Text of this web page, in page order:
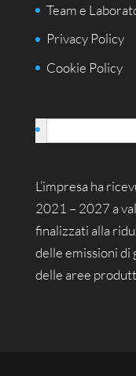
Team e
Privacy Policy
Cookie Policy
L’impresa ha
2021 – 2027 a
finalizzati alla
delle emissioni di
delle aree